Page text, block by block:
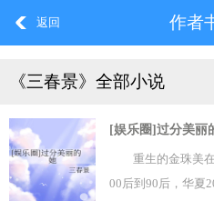
返回 作者
《三春景》全部小说
[娱乐圈]过分美丽
重生的金珠美
00后到90后，华夏